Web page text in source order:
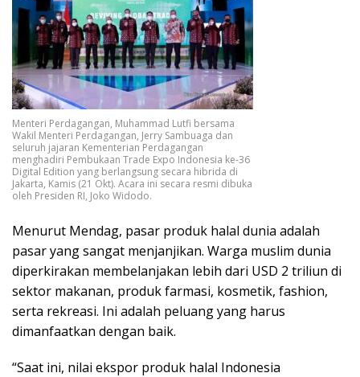
Menteri Perdagangan, Muhammad Lutfi bersama
Wakil Menteri Perdagangan, Jerry Sambuaga dan
seluruh jajaran Kementerian Perdagangan
menghadiri Pembukaan Trade Expo Indonesia ke-36
Digital Edition yang berlangsung secara hibrida di
Jakarta, Kamis (21 Okt). Acara ini secara resmi dibuka
oleh Presiden RI, Joko Widodo.
Menurut Mendag, pasar produk halal dunia adalah
pasar yang sangat menjanjikan. Warga muslim dunia
diperkirakan membelanjakan lebih dari USD 2 triliun di
sektor makanan, produk farmasi, kosmetik, fashion,
serta rekreasi. Ini adalah peluang yang harus
dimanfaatkan dengan baik.
“Saat ini, nilai ekspor produk halal Indonesia